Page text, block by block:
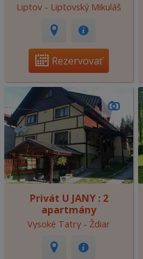
Liptov - Liptovský Mikuláš
Rezervovať
Privát U JANY : 2
apartmány
Vysoké Tatry - Ždiar